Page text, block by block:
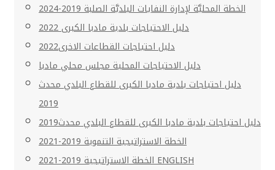
الخطة المحليَّة لإدارة النفايات البلديَّة الصلبة 2019-2024
دليل الاحتياجات بلدية مادبا الكبرى 2022
دليل احتياجات القطاعات الاخرى2022
دليل الاحتياجات المحلية مجلس محلي مادبا
دليل احتياجات بلدية مادبا الكبرى للقطاع البلدي محدث
2019
دليل احتياجات بلدية مادبا الكبرى للقطاع البلدي محدث2019
الخطة الاستراتيجية التنموية 2019-2021
الخطة الاستراتيجية 2019-2021 ENGLISH